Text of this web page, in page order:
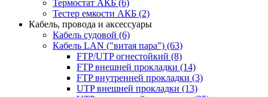
Термостат АКБ (6)
Тестер емкости АКБ (2)
Кабель, провода и аксессуары
Кабель судовой (6)
Кабель LAN ("витая пара") (63)
FTP/UTP огнестойкий (8)
FTP внешней прокладки (14)
FTP внутренней прокладки (3)
UTP внешней прокладки (13)